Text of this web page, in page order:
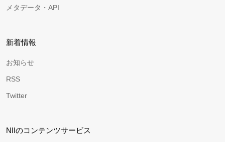
メタデータ・API
新着情報
お知らせ
RSS
Twitter
NIIのコンテンツサービス